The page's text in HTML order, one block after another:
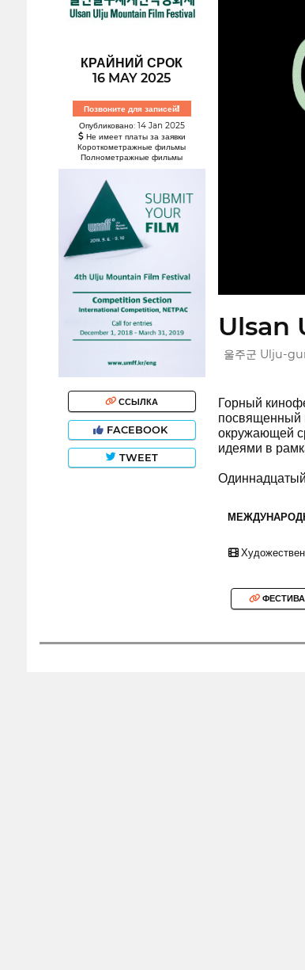
КРАЙНИЙ СРОК
16 MAY 2025
Позвоните для записей!
Опубликовано: 14 Jan 2025
Не имеет платы за заявки
Короткометражные фильмы
Полнометражные фильмы
ССЫЛКА
FACEBOOK
TWEET
Ulsan
울주군 Ulju-
Горный
посвященный
окружающей
идеями в